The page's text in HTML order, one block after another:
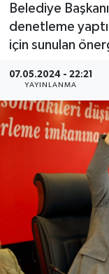
Belediye
denetleme
için sunulan
07.05.2024 - 22:21
YAYINLANMA
Ekonomi
Gazipaşa
Haber Arşivi